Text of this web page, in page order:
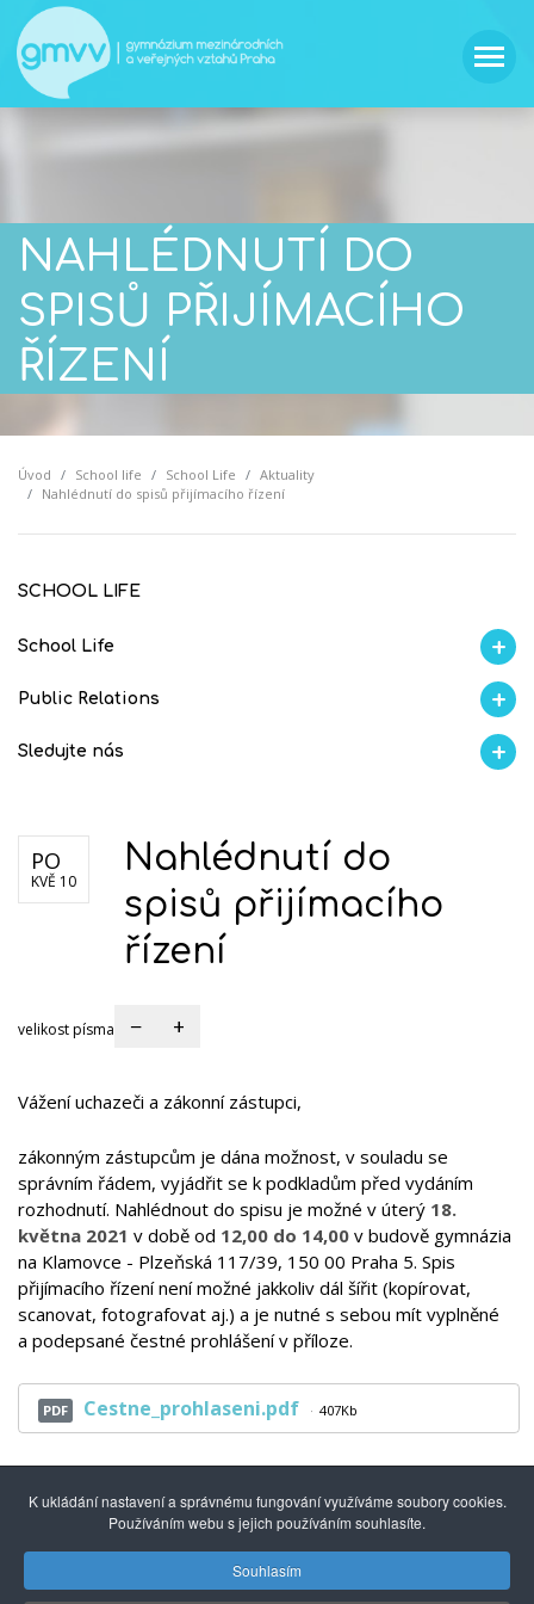
NAHLÉDNUTÍ DO
SPISŮ PŘIJÍMACÍHO
ŘÍZENÍ
Úvod School life School Life
Aktuality
Nahlédnutí do spisů přijímacího řízení
SCHOOL LIFE
School Life
Aktuality Proběhlo na GMVV AI Ambasador
Public Relations
Školní magazín REFRESH Soutěže
Sledujte nás
PO
KVĚ 10
Nahlédnutí do
spisů přijímacího
řízení
velikost písma − +
Vážení uchazeči a zákonní zástupci,
zákonným zástupcům je dána možnost, v souladu se
správním řádem, vyjádřit se k podkladům před vydáním
rozhodnutí. Nahlédnout do spisu je možné v úterý 18.
května 2021 v době od 12,00 do 14,00 v budově gymnázia
na Klamovce - Plzeňská 117/39, 150 00 Praha 5. Spis
přijímacího řízení není možné jakkoliv dál šířit (kopírovat,
scanovat, fotografovat aj.) a je nutné s sebou mít vyplněné
a podepsané čestné prohlášení v příloze.
PDF Cestne_prohlaseni.pdf 407Kb
Gymnázium mezinárodních a veřejných
K ukládání nastavení a správnému fungování využíváme soubory cookies.
Používáním webu s jejich používáním souhlasíte.
Souhlasím